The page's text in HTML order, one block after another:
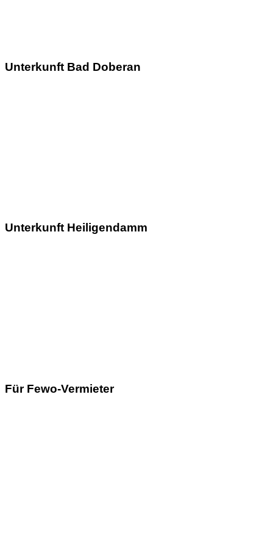
Unterkunft Bad Doberan
Unterkunft Heiligendamm
Für Fewo-Vermieter